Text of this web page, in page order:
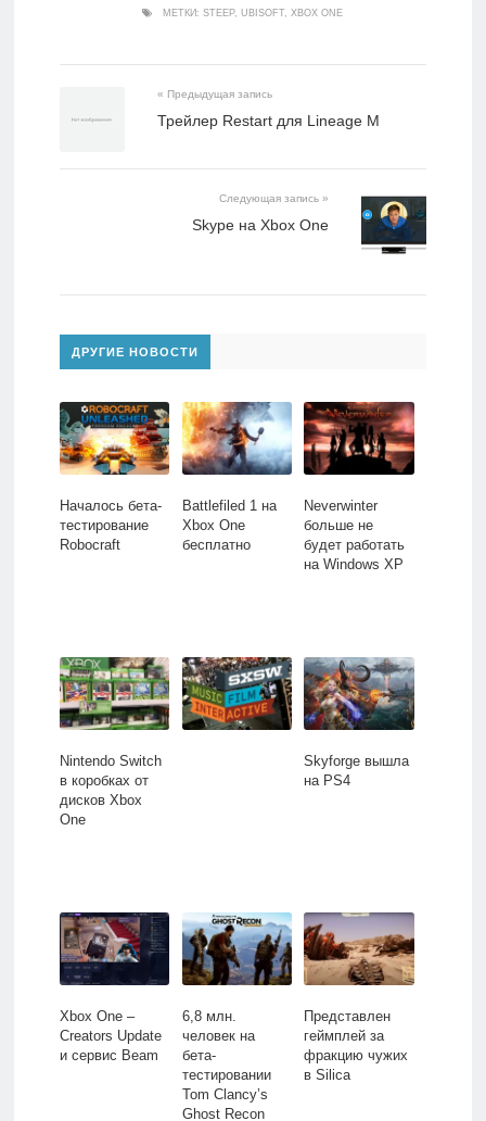
МЕТКИ:STEEP, UBISOFT ,XBOX ONE
« Предыдущая запись
Трейлер Restart для Lineage M
Следующая запись »
Skype на Xbox One
ДРУГИЕ НОВОСТИ
Началось бета-
тестирование
Robocraft
Battlefiled 1 на
Xbox One
бесплатно
Neverwinter
больше не
будет работать
на Windows XP
Nintendo Switch
в коробках от
дисков Xbox
One
Skyforge вышла
на PS4
Xbox One –
Creators Update
и сервис Beam
6,8 млн.
человек на
бета-
тестировании
Tom Clancy’s
Ghost Recon
Представлен
геймплей за
фракцию чужих
в Silica